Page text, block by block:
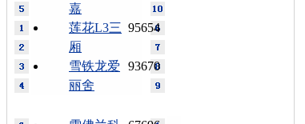
嘉
95654
莲花L3三
厢
93670
雪铁龙爱
丽舍